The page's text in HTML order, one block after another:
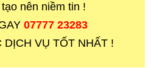
nên niềm tin !
07777 23283
VỤ TỐT NHẤT !